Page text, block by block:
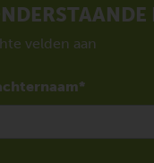
velden aan